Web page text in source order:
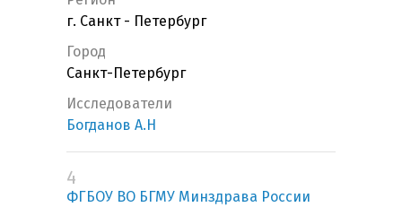
г. Санкт - Петербург
Город
Санкт-Петербург
Исследователи
Богданов А.Н
4
ФГБОУ ВО БГМУ Минздрава России